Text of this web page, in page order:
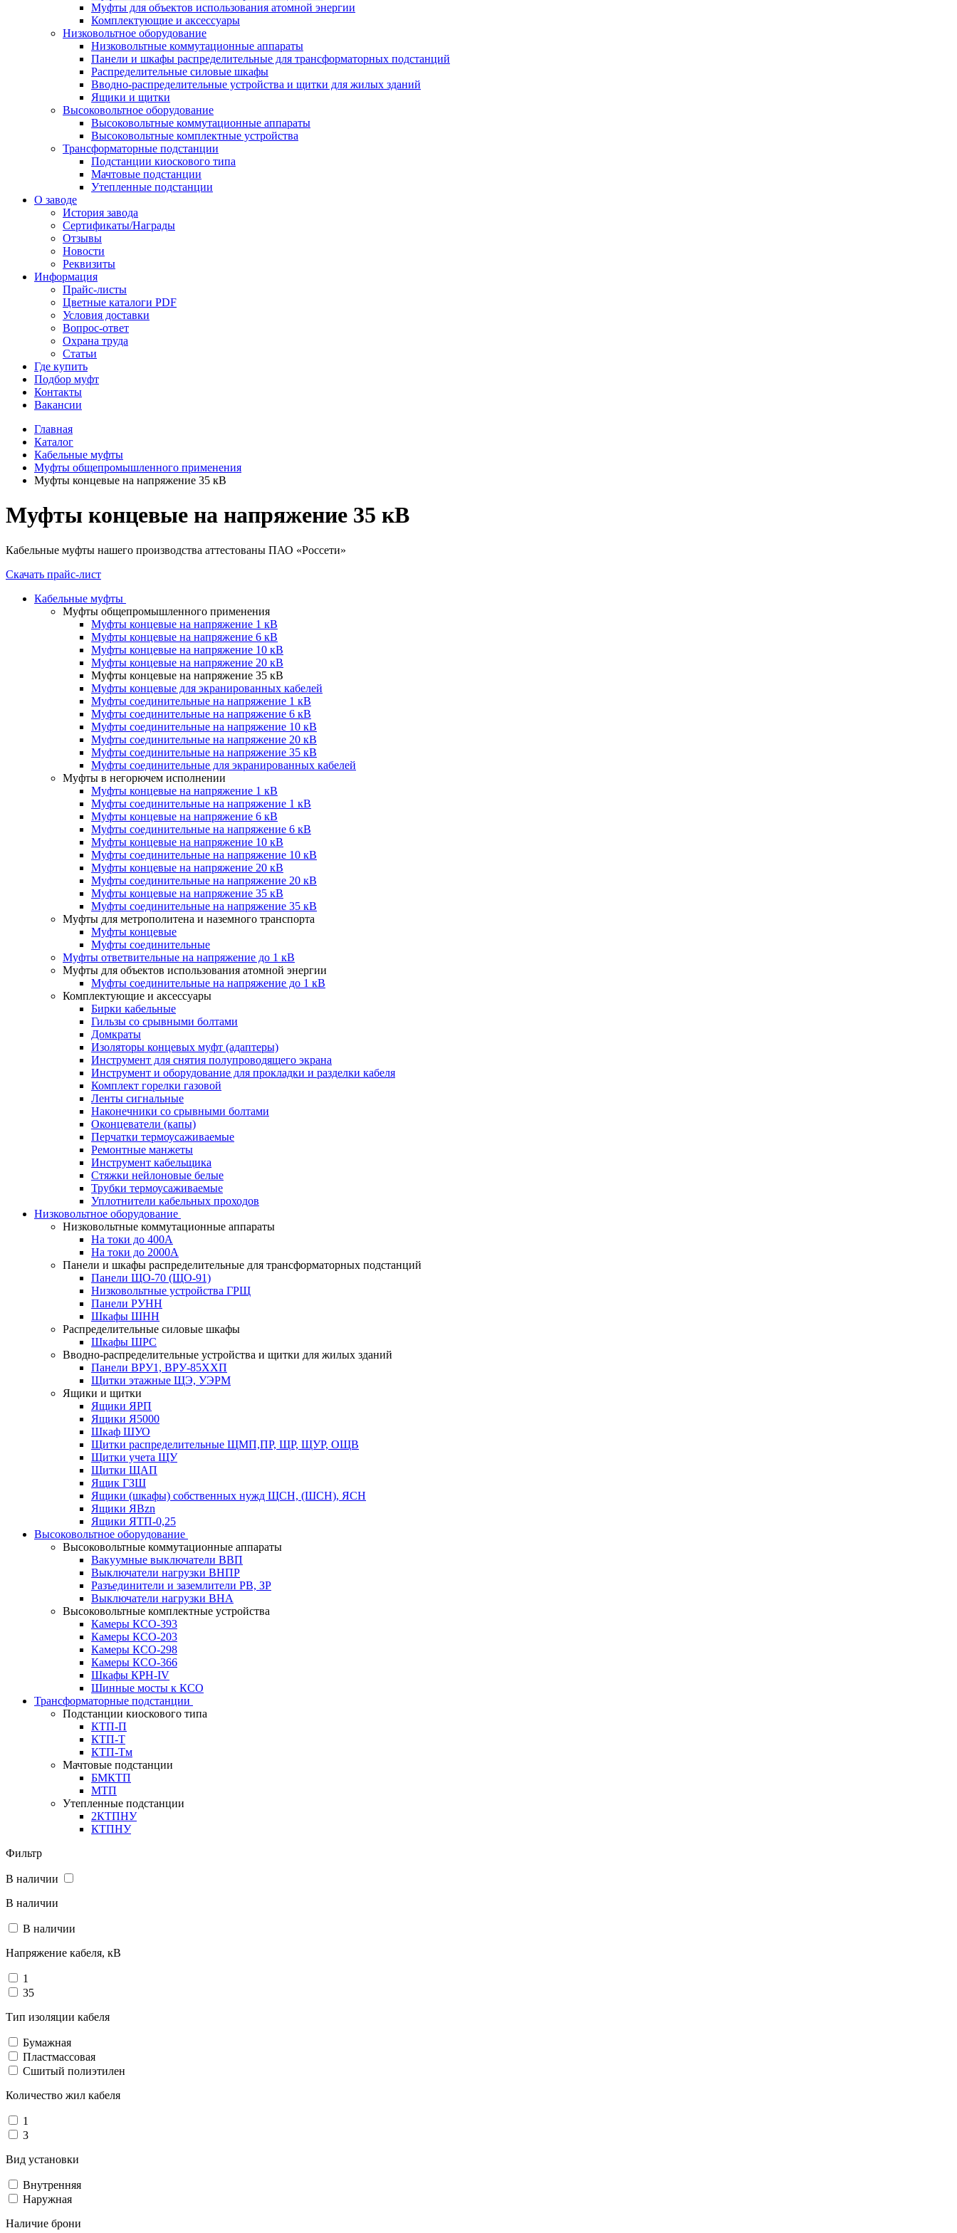
Муфты для объектов использования атомной энергии
Комплектующие и аксессуары
Низковольтное оборудование
Низковольтные коммутационные аппараты
Панели и шкафы распределительные для трансформаторных подстанций
Распределительные силовые шкафы
Вводно-распределительные устройства и щитки для жилых зданий
Ящики и щитки
Высоковольтное оборудование
Высоковольтные коммутационные аппараты
Высоковольтные комплектные устройства
Трансформаторные подстанции
Подстанции киоскового типа
Мачтовые подстанции
Утепленные подстанции
О заводе
История завода
Сертификаты/Награды
Отзывы
Новости
Реквизиты
Информация
Прайс-листы
Цветные каталоги PDF
Условия доставки
Вопрос-ответ
Охрана труда
Статьи
Где купить
Подбор муфт
Контакты
Вакансии
Главная
Каталог
Кабельные муфты
Муфты общепромышленного применения
Муфты концевые на напряжение 35 кВ
Муфты концевые на напряжение 35 кВ
Кабельные муфты нашего производства аттестованы ПАО «Россети»
Скачать прайс-лист
Кабельные муфты
Муфты общепромышленного применения
Муфты концевые на напряжение 1 кВ
Муфты концевые на напряжение 6 кВ
Муфты концевые на напряжение 10 кВ
Муфты концевые на напряжение 20 кВ
Муфты концевые на напряжение 35 кВ
Муфты концевые для экранированных кабелей
Муфты соединительные на напряжение 1 кВ
Муфты соединительные на напряжение 6 кВ
Муфты соединительные на напряжение 10 кВ
Муфты соединительные на напряжение 20 кВ
Муфты соединительные на напряжение 35 кВ
Муфты соединительные для экранированных кабелей
Муфты в негорючем исполнении
Муфты концевые на напряжение 1 кВ
Муфты соединительные на напряжение 1 кВ
Муфты концевые на напряжение 6 кВ
Муфты соединительные на напряжение 6 кВ
Муфты концевые на напряжение 10 кВ
Муфты соединительные на напряжение 10 кВ
Муфты концевые на напряжение 20 кВ
Муфты соединительные на напряжение 20 кВ
Муфты концевые на напряжение 35 кВ
Муфты соединительные на напряжение 35 кВ
Муфты для метрополитена и наземного транспорта
Муфты концевые
Муфты соединительные
Муфты ответвительные на напряжение до 1 кВ
Муфты для объектов использования атомной энергии
Муфты соединительные на напряжение до 1 кВ
Комплектующие и аксессуары
Бирки кабельные
Гильзы со срывными болтами
Домкраты
Изоляторы концевых муфт (адаптеры)
Инструмент для снятия полупроводящего экрана
Инструмент и оборудование для прокладки и разделки кабеля
Комплект горелки газовой
Ленты сигнальные
Наконечники со срывными болтами
Оконцеватели (капы)
Перчатки термоусаживаемые
Ремонтные манжеты
Инструмент кабельщика
Стяжки нейлоновые белые
Трубки термоусаживаемые
Уплотнители кабельных проходов
Низковольтное оборудование
Низковольтные коммутационные аппараты
На токи до 400А
На токи до 2000А
Панели и шкафы распределительные для трансформаторных подстанций
Панели ЩО-70 (ЩО-91)
Низковольтные устройства ГРЩ
Панели РУНН
Шкафы ШНН
Распределительные силовые шкафы
Шкафы ШРС
Вводно-распределительные устройства и щитки для жилых зданий
Панели ВРУ1, ВРУ-85ХХП
Щитки этажные ЩЭ, УЭРМ
Ящики и щитки
Ящики ЯРП
Ящики Я5000
Шкаф ШУО
Щитки распределительные ЩМП,ПР, ЩР, ЩУР, ОЩВ
Щитки учета ЩУ
Щитки ЩАП
Ящик ГЗШ
Ящики (шкафы) собственных нужд ЩСН, (ШСН), ЯСН
Ящики ЯВzn
Ящики ЯТП-0,25
Высоковольтное оборудование
Высоковольтные коммутационные аппараты
Вакуумные выключатели ВВП
Выключатели нагрузки ВНПР
Разъединители и заземлители РВ, ЗР
Выключатели нагрузки ВНА
Высоковольтные комплектные устройства
Камеры КСО-393
Камеры КСО-203
Камеры КСО-298
Камеры КСО-366
Шкафы КРН-IV
Шинные мосты к КСО
Трансформаторные подстанции
Подстанции киоскового типа
КТП-П
КТП-Т
КТП-Тм
Мачтовые подстанции
БМКТП
МТП
Утепленные подстанции
2КТПНУ
КТПНУ
Фильтр
В наличии
В наличии
В наличии
Напряжение кабеля, кВ
1
35
Тип изоляции кабеля
Бумажная
Пластмассовая
Сшитый полиэтилен
Количество жил кабеля
1
3
Вид установки
Внутренняя
Наружная
Наличие брони